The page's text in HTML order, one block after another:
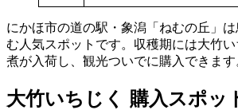
にかほ市の道の駅・象潟「ねむの丘」
む人気スポットです。収穫期には大竹
煮が入荷し、観光ついでに購入できます
大竹いちじく 購入スポッ